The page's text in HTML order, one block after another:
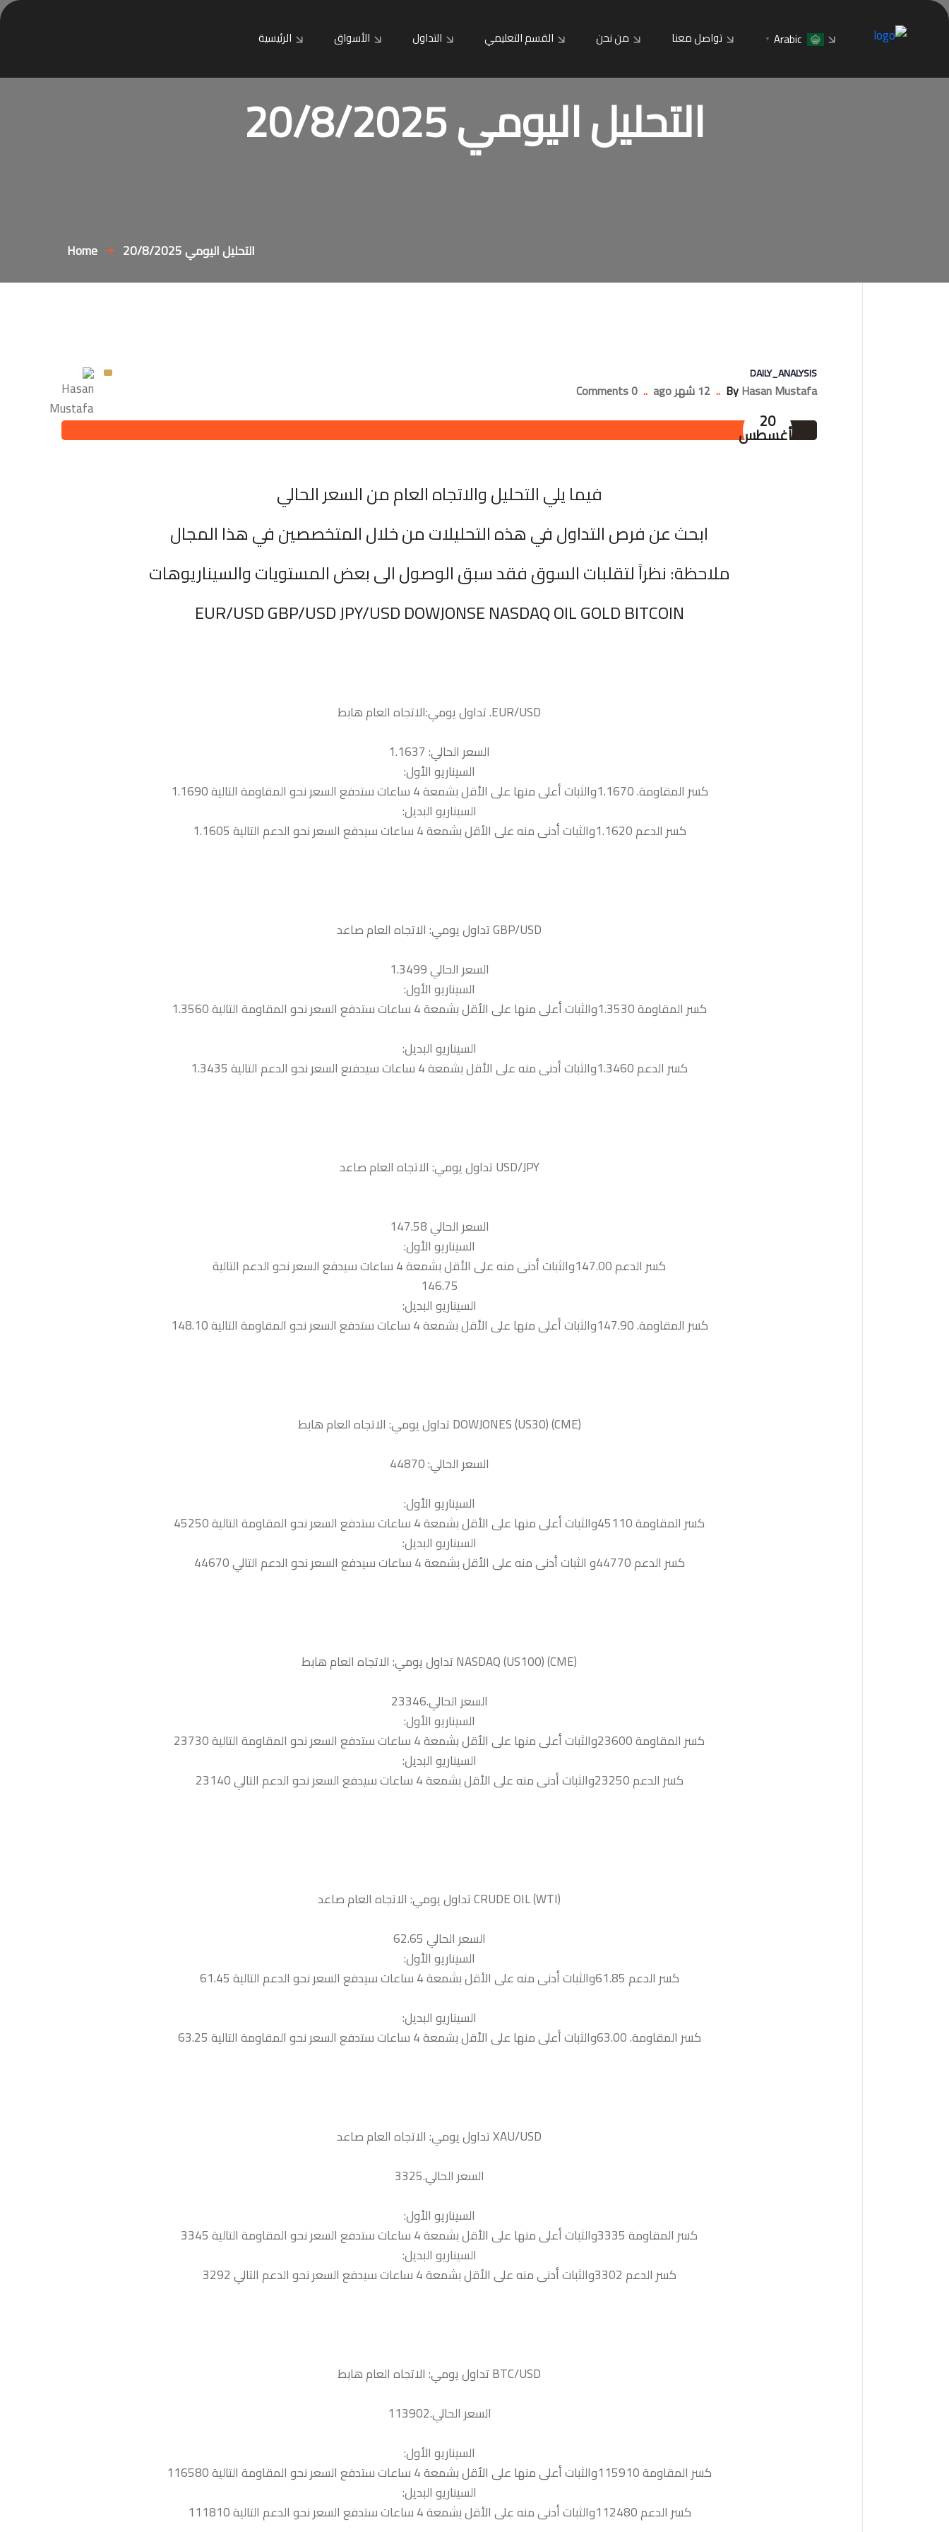
الرئيسية الأسواق التداول القسم التعليمي من نحن تواصل معنا Arabic
▼
التحليل اليومي 20/8/2025
Home التحليل اليومي 20/8/2025
DAILY_ANALYSIS
ByHasan Mustafa
.. 12 شهر ago ..
0 Comments
20
أغسطس
فيما يلي التحليل والاتجاه العام من السعر الحالي
ابحث عن فرص التداول في هذه التحليلات من خلال المتخصصين في هذا المجال
ملاحظة: نظراً لتقلبات السوق فقد سبق الوصول الى بعض المستويات والسيناريوهات
السعر الحالي: 1.1637
السيناريو الأول:
كسر المقاومة. 1.1670والثبات أعلى منها على الأقل بشمعة 4 ساعات ستدفع السعر نحو المقاومة التالية 1.1690
السيناريو البديل:
كسر الدعم 1.1620والثبات أدنى منه على الأقل بشمعة 4 ساعات سيدفع السعر نحو الدعم التالية 1.1605
السعر الحالي 1.3499
السيناريو الأول:
كسر المقاومة 1.3530والثبات أعلى منها على الأقل بشمعة 4 ساعات ستدفع السعر نحو المقاومة التالية 1.3560
السيناريو البديل:
كسر الدعم 1.3460والثبات أدنى منه على الأقل بشمعة 4 ساعات سيدفىع السعر نحو الدعم التالية 1.3435
‏USD/JPY تداول يومي: الاتجاه العام صاعد
السعر الحالي 147.58
السيناريو الأول:
كسر الدعم 147.00والثبات أدنى منه على الأقل بشمعة 4 ساعات سيدفع السعر نحو الدعم التالية
146.75
السيناريو البديل:
كسر المقاومة. 147.90والثبات أعلى منها على الأقل بشمعة 4 ساعات ستدفع السعر نحو المقاومة التالية 148.10
السعر الحالي: 44870
السيناريو الأول:
كسر المقاومة 45110والثبات أعلى منها على الأقل بشمعة 4 ساعات ستدفع السعر نحو المقاومة التالية 45250
السيناريو البديل:
كسر الدعم 44770و الثبات أدنى منه على الأقل بشمعة 4 ساعات سيدفع السعر نحو الدعم التالي 44670
السعر الحالي.23346
السيناريو الأول:
كسر المقاومة 23600والثبات أعلى منها على الأقل بشمعة 4 ساعات ستدفع السعر نحو المقاومة التالية 23730
السيناريو البديل:
كسر الدعم 23250والثبات أدنى منه على الأقل بشمعة 4 ساعات سيدفع السعر نحو الدعم التالي 23140
السعر الحالي 62.65
السيناريو الأول:
كسر الدعم 61.85والثبات أدنى منه على الأقل بشمعة 4 ساعات سيدفع السعر نحو الدعم التالية 61.45
السيناريو البديل:
كسر المقاومة. 63.00والثبات أعلى منها على الأقل بشمعة 4 ساعات ستدفع السعر نحو المقاومة التالية 63.25
السعر الحالي.3325
السيناريو الأول:
كسر المقاومة 3335والثبات أعلى منها على الأقل بشمعة 4 ساعات ستدفع السعر نحو المقاومة التالية 3345
السيناريو البديل:
كسر الدعم 3302والثبات أدنى منه على الأقل بشمعة 4 ساعات سيدفع السعر نحو الدعم التالي 3292
السعر الحالي.113902
السيناريو الأول:
كسر المقاومة 115910والثبات أعلى منها على الأقل بشمعة 4 ساعات ستدفع السعر نحو المقاومة التالية 116580
السيناريو البديل:
كسر الدعم 112480والثبات أدنى منه على الأقل بشمعة 4 ساعات ستدفع السعر نحو الدعم التالية 111810